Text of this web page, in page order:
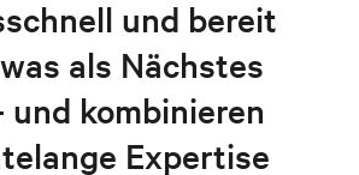
und bereit
als Nächstes
und kombinieren
Expertise